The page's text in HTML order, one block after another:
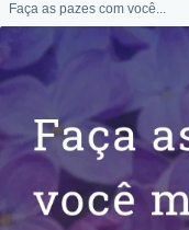
Faça as pazes com você...